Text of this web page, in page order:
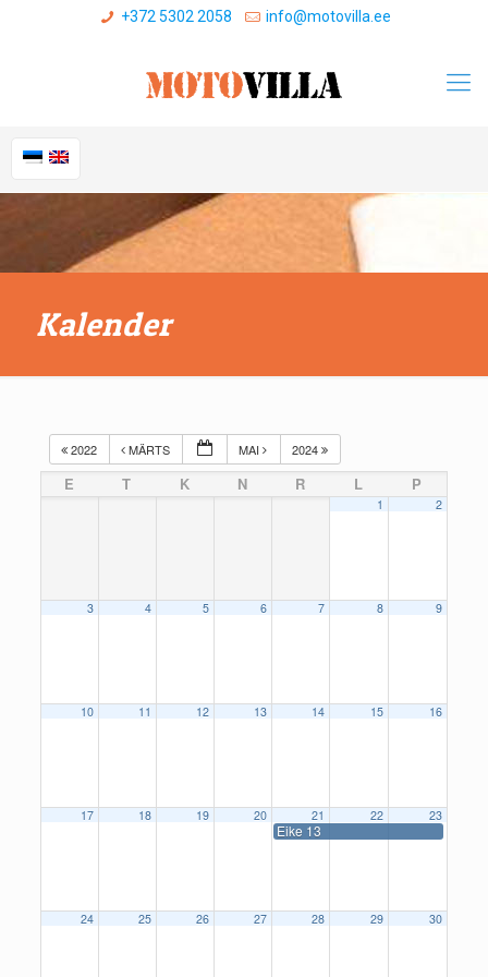
+372 5302 2058 info@motovilla.ee
Kalender
2022 MÄRTS MAI 2024
E T K N R L P
1 2
3 4 5 6 7 8 9
10 11 12 13 14 15 16
17 18 19 20 21
Eike 13
22 23
24 25 26 27 28 29 30